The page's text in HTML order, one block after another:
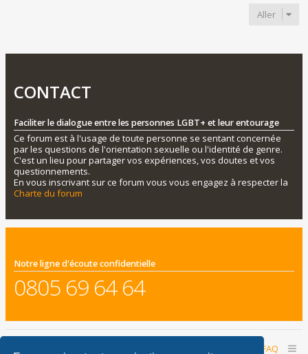
Aller
CONTACT
Faciliter le dialogue entre les personnes LGBT+ et leur entourage
Ce forum est à l'usage de toute personne se sentant concernée
par les questions de l'orientation sexuelle ou l'identité de genre.
C'est un lieu pour partager vos expériences, vos doutes et vos
questionnements.
En vous inscrivant sur ce forum vous vous engagez à respecter la
Charte du forum
Notre ligne d'écoute confidentielle
0805 69 64 64
FAQ